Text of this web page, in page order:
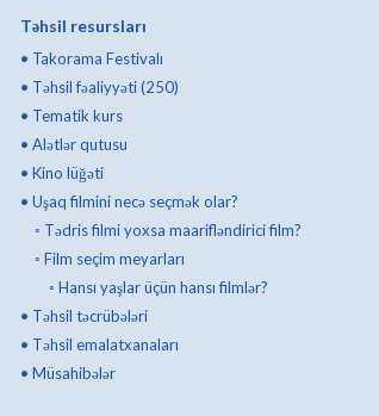
Təhsil resursları
• Takorama Festivalı
• Təhsil fəaliyyəti (250)
• Tematik kurs
• Alətlər qutusu
• Kino lüğəti
• Uşaq filmini necə seçmək olar?
◦ Tədris filmi yoxsa maarifləndirici film?
◦ Film seçim meyarları
◦ Hansı yaşlar üçün hansı filmlər?
• Təhsil təcrübələri
• Təhsil emalatxanaları
• Müsahibələr